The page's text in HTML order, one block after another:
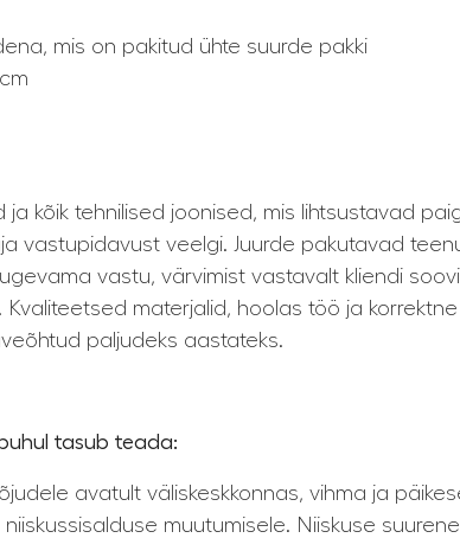
mis on pakitud ühte suurde pakki
ja kõik tehnilised joonised, mis lihtsustavad
vastupidavust veelgi. Juurde pakutavad
vastu, värvimist vastavalt kliendi
materjalid, hoolas töö ja
paljudeks aastateks.
tasub teada:
avatult väliskeskkonnas, vihma ja
muutumisele. Niiskuse